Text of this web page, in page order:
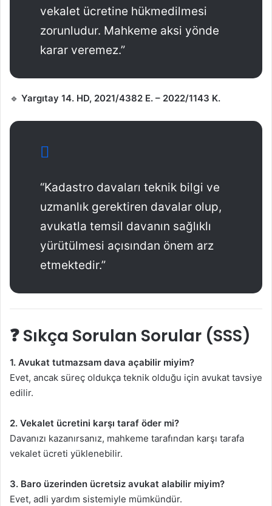
vekalet ücretine hükmedilmesi
zorunludur. Mahkeme aksi yönde
karar veremez.”
🔹 Yargıtay 14. HD, 2021/4382 E. – 2022/1143 K.
“Kadastro davaları teknik bilgi ve
uzmanlık gerektiren davalar olup,
avukatla temsil davanın sağlıklı
yürütülmesi açısından önem arz
etmektedir.”
❓ Sıkça Sorulan Sorular (SSS)
1. Avukat tutmazsam dava açabilir miyim?
Evet, ancak süreç oldukça teknik olduğu için avukat tavsiye
edilir.
2. Vekalet ücretini karşı taraf öder mi?
Davanızı kazanırsanız, mahkeme tarafından karşı tarafa
vekalet ücreti yüklenebilir.
3. Baro üzerinden ücretsiz avukat alabilir miyim?
Evet, adli yardım sistemiyle mümkündür.